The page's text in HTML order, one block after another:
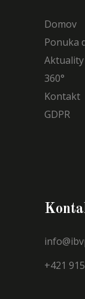
Domov
Ponuka
Aktuality
360°
Kontakt
GDPR
+421